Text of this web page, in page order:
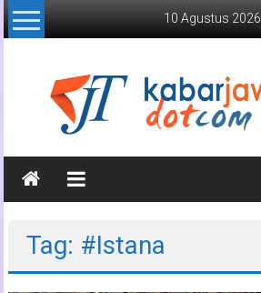
Lompat
ke
10 Agustus 2026
Kabar
Jawa
Media
Tag: #Istana